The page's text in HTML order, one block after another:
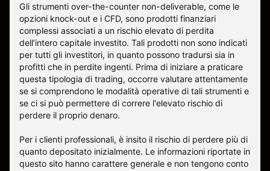
Gli strumenti over-the-counter non-deliverable, come le
opzioni knock-out e i CFD, sono prodotti finanziari
complessi associati a un rischio elevato di perdita
dell’intero capitale investito. Tali prodotti non sono indicati
per tutti gli investitori, in quanto possono tradursi sia in
profitti che in perdite ingenti. Prima di iniziare a praticare
questa tipologia di trading, occorre valutare attentamente
se si comprendono le modalità operative di tali strumenti e
se ci si può permettere di correre l'elevato rischio di
perdere il proprio denaro.
Per i clienti professionali, è insito il rischio di perdere più di
quanto depositato inizialmente. Le informazioni riportate in
questo sito hanno carattere generale e non tengono conto